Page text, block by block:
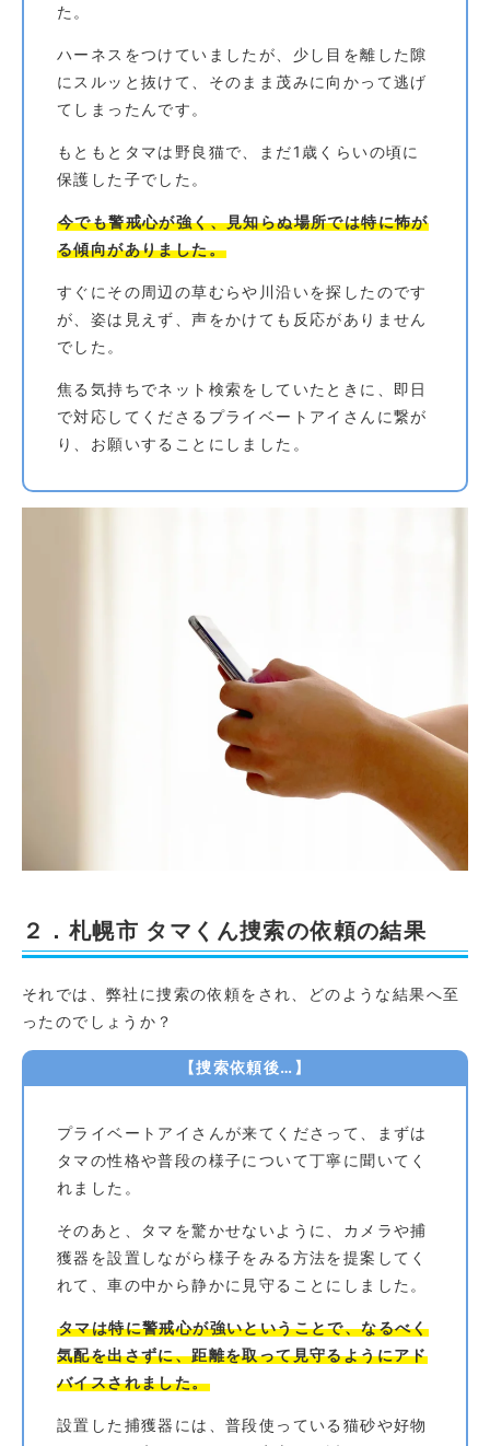
た。
ハーネスをつけていましたが、少し目を離した隙
にスルッと抜けて、そのまま茂みに向かって逃げ
てしまったんです。
もともとタマは野良猫で、まだ1歳くらいの頃に
保護した子でした。
今でも警戒心が強く、見知らぬ場所では特に怖が
る傾向がありました。
すぐにその周辺の草むらや川沿いを探したのです
が、姿は見えず、声をかけても反応がありません
でした。
焦る気持ちでネット検索をしていたときに、即日
で対応してくださるプライベートアイさんに繋が
り、お願いすることにしました。
２．札幌市 タマくん捜索の依頼の結果
それでは、弊社に捜索の依頼をされ、どのような結果へ至
ったのでしょうか？
【捜索依頼後…】
プライベートアイさんが来てくださって、まずは
タマの性格や普段の様子について丁寧に聞いてく
れました。
そのあと、タマを驚かせないように、カメラや捕
獲器を設置しながら様子をみる方法を提案してく
れて、車の中から静かに見守ることにしました。
タマは特に警戒心が強いということで、なるべく
気配を出さずに、距離を取って見守るようにアド
バイスされました。
設置した捕獲器には、普段使っている猫砂や好物